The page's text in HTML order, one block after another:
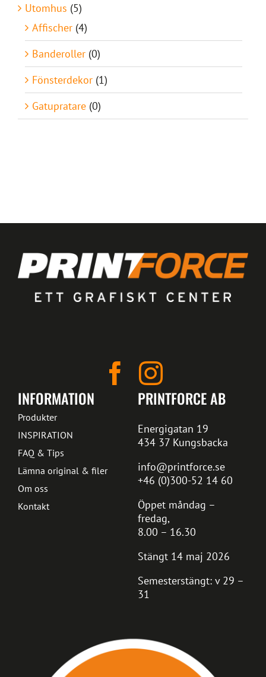
Utomhus (5)
Affischer (4)
Banderoller (0)
Fönsterdekor (1)
Gatupratare (0)
PRINTFORCE AB
Energigatan 19
434 37 Kungsbacka
info@printforce.se
+46 (0)300-52 14 60
Öppet måndag –
fredag,
8.00 – 16.30
Stängt 14 maj 2026
Semesterstängt: v 29 –
31
INFORMATION
Produkter
INSPIRATION
FAQ & Tips
Lämna original & filer
Om oss
Kontakt